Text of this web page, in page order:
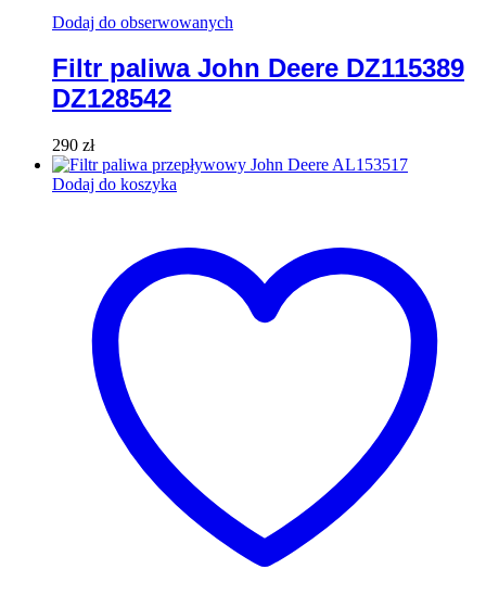
Dodaj do obserwowanych
Filtr paliwa John Deere DZ115389
DZ128542
290 zł
Dodaj do koszyka